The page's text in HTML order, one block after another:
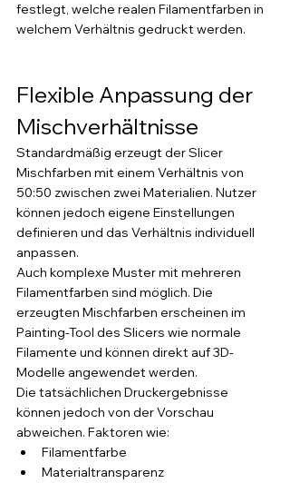
festlegt, welche realen Filamentfarben in
welchem Verhältnis gedruckt werden.
Flexible Anpassung der
Mischverhältnisse
Standardmäßig erzeugt der Slicer
Mischfarben mit einem Verhältnis von
50:50 zwischen zwei Materialien. Nutzer
können jedoch eigene Einstellungen
definieren und das Verhältnis individuell
anpassen.
Auch komplexe Muster mit mehreren
Filamentfarben sind möglich. Die
erzeugten Mischfarben erscheinen im
Painting-Tool des Slicers wie normale
Filamente und können direkt auf 3D-
Modelle angewendet werden.
Die tatsächlichen Druckergebnisse
können jedoch von der Vorschau
abweichen. Faktoren wie:
Filamentfarbe
Materialtransparenz